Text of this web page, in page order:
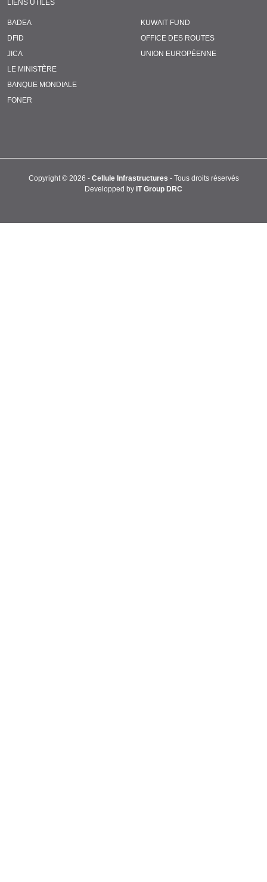
LIENS UTILES
BADEA
DFID
JICA
LE MINISTÈRE
BANQUE MONDIALE
FONER
KUWAIT FUND
OFFICE DES ROUTES
UNION EUROPÉENNE
Copyright © 2026 - Cellule Infrastructures - Tous droits réservés
Developped by IT Group DRC